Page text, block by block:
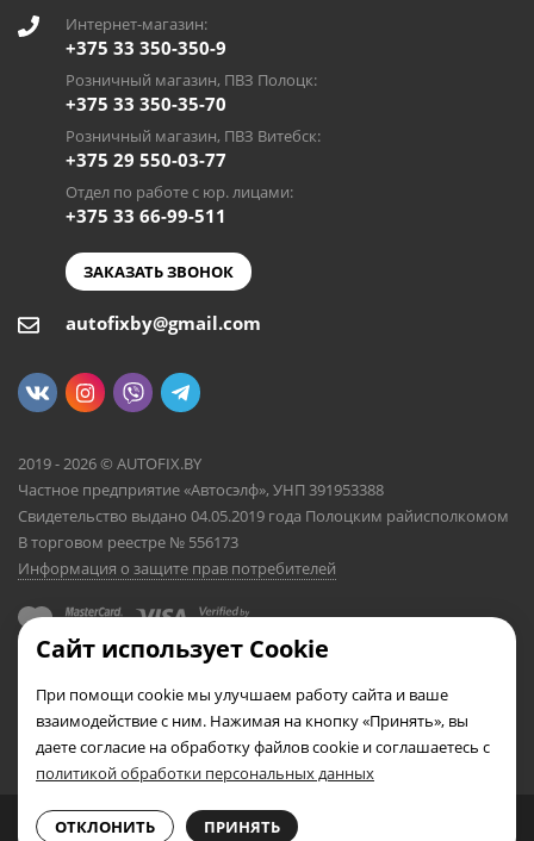
0
Интернет-магазин:
+375 33 350-350-9
Розничный магазин, ПВЗ Полоцк:
+375 33 350-35-70
Розничный магазин, ПВЗ Витебск:
+375 29 550-03-77
Отдел по работе с юр. лицами:
+375 33 66-99-511
ЗАКАЗАТЬ ЗВОНОК
autofixby@gmail.com
2019 - 2026 © AUTOFIX.BY
Частное предприятие «Автосэлф», УНП 391953388
Свидетельство выдано 04.05.2019 года Полоцким райисполкомом
В торговом реестре № 556173
Информация о защите прав потребителей
Сайт использует Cookie
При помощи cookie мы улучшаем работу сайта и ваше
взаимодействие с ним. Нажимая на кнопку «Принять», вы
даете согласие на обработку файлов cookie и соглашаетесь с
политикой обработки персональных данных
ОТКЛОНИТЬ ПРИНЯТЬ